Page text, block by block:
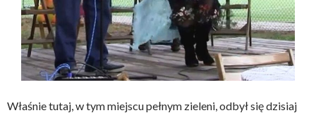
Właśnie tutaj, w tym miejscu pełnym zieleni, odbył się dzisiaj